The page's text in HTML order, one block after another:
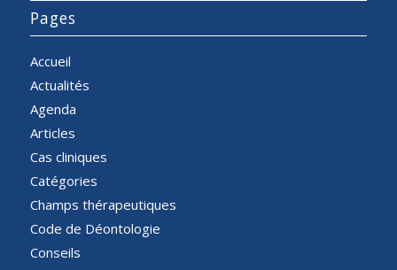
Pages
Accueil
Actualités
Agenda
Articles
Cas cliniques
Catégories
Champs thérapeutiques
Code de Déontologie
Conseils